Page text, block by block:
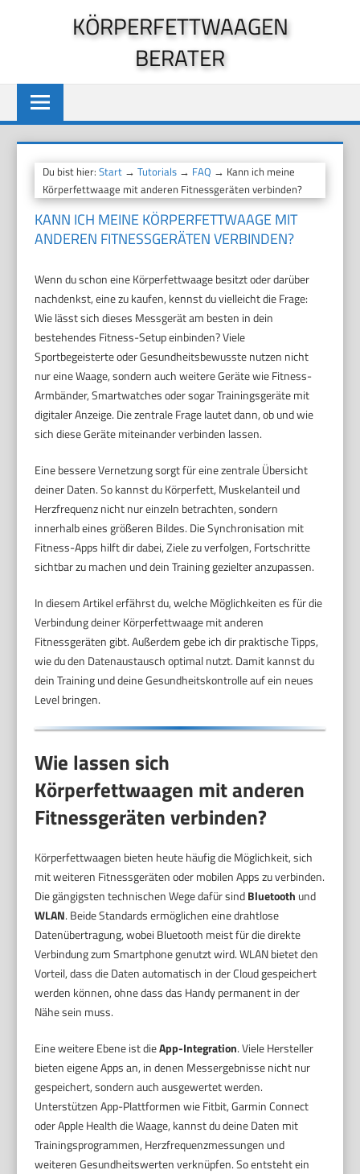
KÖRPERFETTWAAGEN
BERATER
Du bist hier:Start →Tutorials → FAQ → Kann ich meine
Körperfettwaage mit anderen Fitnessgeräten verbinden?
KANN ICH MEINE KÖRPERFETTWAAGE MIT
ANDEREN FITNESSGERÄTEN VERBINDEN?
Wenn du schon eine Körperfettwaage besitzt oder darüber
nachdenkst, eine zu kaufen, kennst du vielleicht die Frage:
Wie lässt sich dieses Messgerät am besten in dein
bestehendes Fitness-Setup einbinden? Viele
Sportbegeisterte oder Gesundheitsbewusste nutzen nicht
nur eine Waage, sondern auch weitere Geräte wie Fitness-
Armbänder, Smartwatches oder sogar Trainingsgeräte mit
digitaler Anzeige. Die zentrale Frage lautet dann, ob und wie
sich diese Geräte miteinander verbinden lassen.
Eine bessere Vernetzung sorgt für eine zentrale Übersicht
deiner Daten. So kannst du Körperfett, Muskelanteil und
Herzfrequenz nicht nur einzeln betrachten, sondern
innerhalb eines größeren Bildes. Die Synchronisation mit
Fitness-Apps hilft dir dabei, Ziele zu verfolgen, Fortschritte
sichtbar zu machen und dein Training gezielter anzupassen.
In diesem Artikel erfährst du, welche Möglichkeiten es für die
Verbindung deiner Körperfettwaage mit anderen
Fitnessgeräten gibt. Außerdem gebe ich dir praktische Tipps,
wie du den Datenaustausch optimal nutzt. Damit kannst du
dein Training und deine Gesundheitskontrolle auf ein neues
Level bringen.
Wie lassen sich
Körperfettwaagen mit anderen
Fitnessgeräten verbinden?
Körperfettwaagen bieten heute häufig die Möglichkeit, sich
mit weiteren Fitnessgeräten oder mobilen Apps zu verbinden.
Die gängigsten technischen Wege dafür sindBluetooth und
WLAN. Beide Standards ermöglichen eine drahtlose
Datenübertragung, wobei Bluetooth meist für die direkte
Verbindung zum Smartphone genutzt wird. WLAN bietet den
Vorteil, dass die Daten automatisch in der Cloud gespeichert
werden können, ohne dass das Handy permanent in der
Nähe sein muss.
Eine weitere Ebene ist dieApp-Integration. Viele Hersteller
bieten eigene Apps an, in denen Messergebnisse nicht nur
gespeichert, sondern auch ausgewertet werden.
Unterstützen App-Plattformen wie Fitbit, Garmin Connect
oder Apple Health die Waage, kannst du deine Daten mit
Trainingsprogrammen, Herzfrequenzmessungen und
weiteren Gesundheitswerten verknüpfen. So entsteht ein